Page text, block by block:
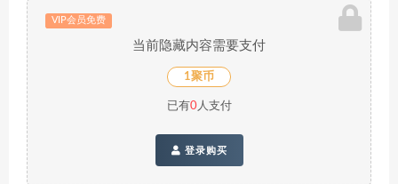
VIP会员免费
当前隐藏内容需要支付
1聚币
已有0人支付
登录购买